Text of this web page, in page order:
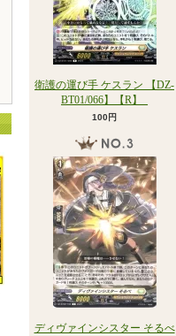
衛護の運び手 ケスラン 【DZ-
BT01/066】【R】_
100円
ディヴァインシスター そるべ